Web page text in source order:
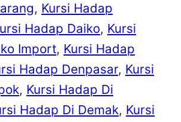
, Kursi Hadap
Hadap Daiko, Kursi
Import, Kursi Hadap
Hadap Denpasar, Kursi
, Kursi Hadap Di
Hadap Di Demak, Kursi